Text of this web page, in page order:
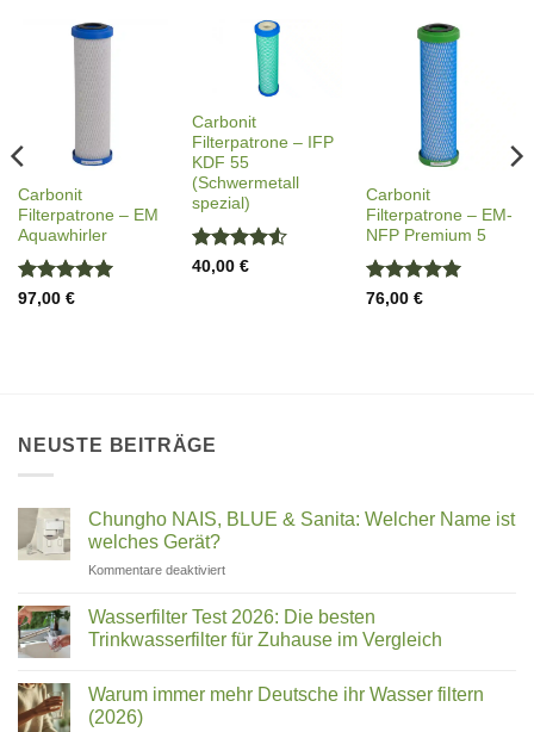
Carbonit
Filterpatrone – EM
Aquawhirler
Bewertet
97,00 €
Carbonit
Filterpatrone – IFP
KDF 55
(Schwermetall
spezial)
Bewertet
40,00 €
Carbonit
Filterpatrone – EM-
NFP Premium 5
Bewertet
76,00 €
NEUSTE BEITRÄGE
Chungho NAIS, BLUE & Sanita: Welcher Name ist
welches Gerät?
Kommentare deaktiviertfür
NAIS,
BLUE
Welcher
Wasserfilter Test 2026: Die besten
Trinkwasserfilter für Zuhause im Vergleich
zu
Wasserfilter
Test
Warum immer mehr Deutsche ihr Wasser filtern
(2026)